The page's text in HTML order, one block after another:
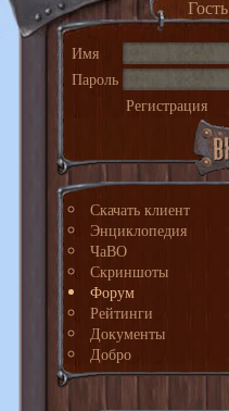
Гость
Имя
Пароль
Регистрация
Скачать клиент
Энциклопедия
ЧаВО
Скриншоты
Форум
Рейтинги
Документы
Добро